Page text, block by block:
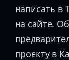
написать в
на сайте.
проекту в